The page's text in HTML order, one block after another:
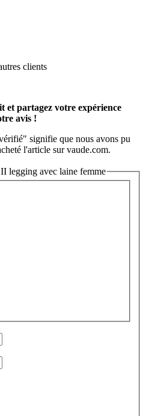
clients
et partagez votre expérience
avis !
signifie que nous avons pu
l'article sur vaude.com.
legging avec laine femme